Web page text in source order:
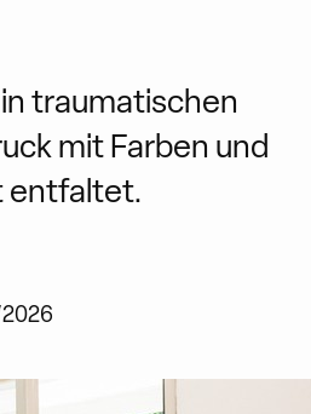
traumatischen
mit Farben und
entfaltet.